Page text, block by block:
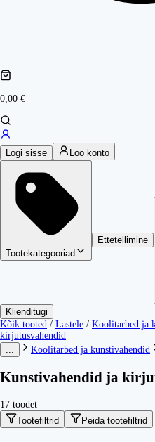
0,00 €
Logi sisse Loo konto
Tootekategooriad
Ettetellimine
Klienditugi
Kõik tooted / Lastele / Koolitarbed ja
kirjutusvahendid
Koolitarbed ja kunstivahendid
Kunstivahendid ja
17 toodet
Tootefiltrid
Peida tootefiltrid